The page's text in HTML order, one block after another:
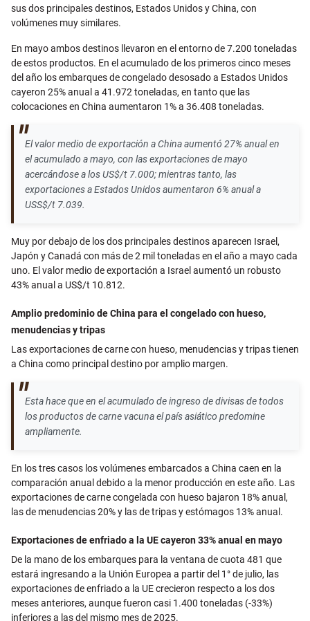
sus dos principales destinos, Estados Unidos y China, con
volúmenes muy similares.
En mayo ambos destinos llevaron en el entorno de 7.200 toneladas
de estos productos. En el acumulado de los primeros cinco meses
del año los embarques de congelado desosado a Estados Unidos
cayeron 25% anual a 41.972 toneladas, en tanto que las
colocaciones en China aumentaron 1% a 36.408 toneladas.
El valor medio de exportación a China aumentó 27% anual en
el acumulado a mayo, con las exportaciones de mayo
acercándose a los US$/t 7.000; mientras tanto, las
exportaciones a Estados Unidos aumentaron 6% anual a
USS$/t 7.039.
Muy por debajo de los dos principales destinos aparecen Israel,
Japón y Canadá con más de 2 mil toneladas en el año a mayo cada
uno. El valor medio de exportación a Israel aumentó un robusto
43% anual a US$/t 10.812.
Amplio predominio de China para el congelado con hueso,
menudencias y tripas
Las exportaciones de carne con hueso, menudencias y tripas tienen
a China como principal destino por amplio margen.
Esta hace que en el acumulado de ingreso de divisas de todos
los productos de carne vacuna el país asiático predomine
ampliamente.
En los tres casos los volúmenes embarcados a China caen en la
comparación anual debido a la menor producción en este año. Las
exportaciones de carne congelada con hueso bajaron 18% anual,
las de menudencias 20% y las de tripas y estómagos 13% anual.
Exportaciones de enfriado a la UE cayeron 33% anual en mayo
De la mano de los embarques para la ventana de cuota 481 que
estará ingresando a la Unión Europea a partir del 1° de julio, las
exportaciones de enfriado a la UE crecieron respecto a los dos
meses anteriores, aunque fueron casi 1.400 toneladas (-33%)
inferiores a las del mismo mes de 2025.